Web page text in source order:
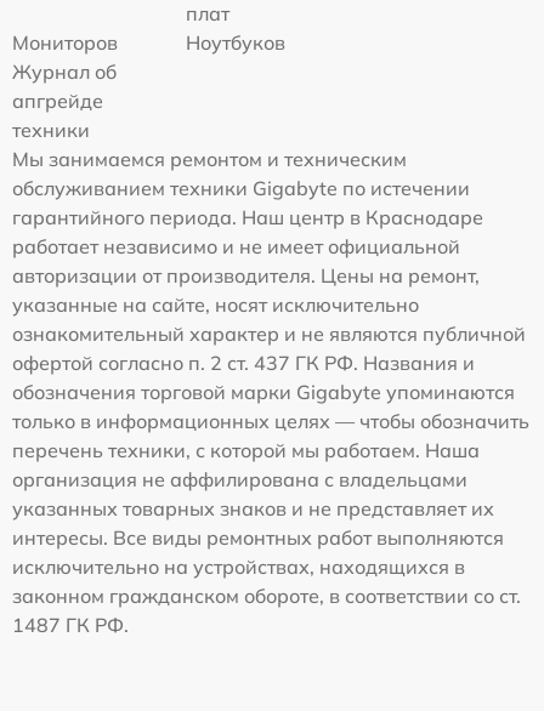
плат
Мониторов
Ноутбуков
Журнал об
апгрейде
техники
Мы занимаемся ремонтом и техническим
обслуживанием техники Gigabyte по истечении
гарантийного периода. Наш центр в Краснодаре
работает независимо и не имеет официальной
авторизации от производителя. Цены на ремонт,
указанные на сайте, носят исключительно
ознакомительный характер и не являются публичной
офертой согласно п. 2 ст. 437 ГК РФ. Названия и
обозначения торговой марки Gigabyte упоминаются
только в информационных целях — чтобы обозначить
перечень техники, с которой мы работаем. Наша
организация не аффилирована с владельцами
указанных товарных знаков и не представляет их
интересы. Все виды ремонтных работ выполняются
исключительно на устройствах, находящихся в
законном гражданском обороте, в соответствии со ст.
1487 ГК РФ.